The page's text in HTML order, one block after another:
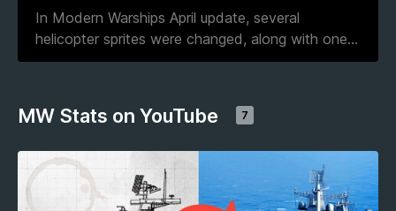
In Modern Warships April update, several
helicopter sprites were changed, along with one...
MW Stats on YouTube 7